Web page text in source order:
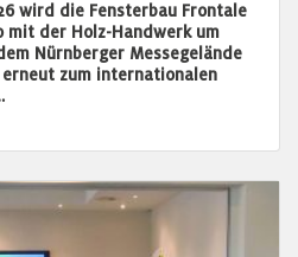
wird die Fensterbau Frontale
mit der Holz-Handwerk um
Nürnberger Messegelände
zum internationalen